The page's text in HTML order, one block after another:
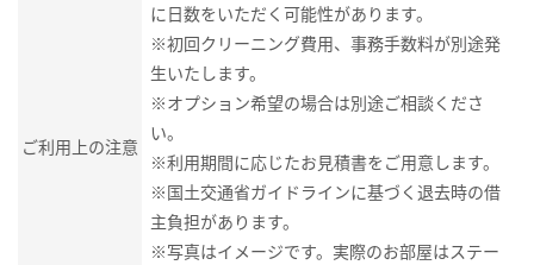
ご利用上の注意
に日数をいただく可能性があります。
※初回クリーニング費用、事務手数料が別途発
生いたします。
※オプション希望の場合は別途ご相談くださ
い。
※利用期間に応じたお見積書をご用意します。
※国土交通省ガイドラインに基づく退去時の借
主負担があります。
※写真はイメージです。実際のお部屋はステー